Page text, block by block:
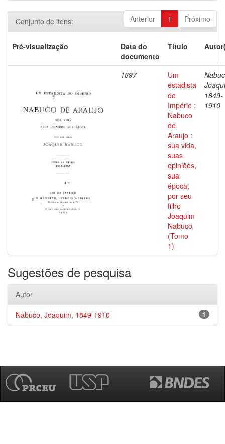
Anterior 1 Próximo
Conjunto de itens:
Pré-visualização
Data do
documento
Título
1897
Um
estadista
do
Império :
Nabuco
de
Araujo :
sua vida,
suas
opiniões,
sua
época,
por seu
filho
Joaquim
Nabuco
(Tomo
1)
1849-
1910
Sugestões de pesquisa
Autor
1
Nabuco, Joaquim, 1849-1910